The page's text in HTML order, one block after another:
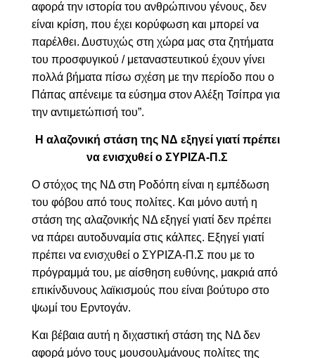
αφορά την ιστορία του ανθρώπινου γένους, δεν
είναι κρίση, που έχει κορύφωση και μπορεί να
παρέλθει. Δυστυχώς στη χώρα μας στα ζητήματα
του προσφυγικού / μεταναστευτικού έχουν γίνει
πολλά βήματα πίσω σχέση με την περίοδο που ο
Πάπας απένειμε τα εύσημα στον Αλέξη Τσίπρα για
την αντιμετώπισή του”.
Η αλαζονική στάση της ΝΔ εξηγεί γιατί πρέπει
να ενισχυθεί ο ΣΥΡΙΖΑ-Π.Σ
Ο στόχος της ΝΔ στη Ροδόπη είναι η εμπέδωση
του φόβου από τους πολίτες. Και μόνο αυτή η
στάση της αλαζονικής ΝΔ εξηγεί γιατί δεν πρέπει
να πάρει αυτοδυναμία στις κάλπες. Εξηγεί γιατί
πρέπει να ενισχυθεί ο ΣΥΡΙΖΑ-Π.Σ που με το
πρόγραμμά του, με αίσθηση ευθύνης, μακριά από
επικίνδυνους λαϊκισμούς που είναι βούτυρο στο
ψωμί του Ερντογάν.
Και βέβαια αυτή η διχαστική στάση της ΝΔ δεν
αφορά μόνο τους μουσουλμάνους πολίτες της